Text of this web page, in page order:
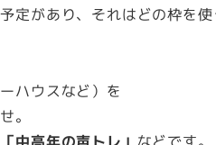
定があり、それはどの枠を使
ハウスなど）を
。
中高年の声トレ」 などです。